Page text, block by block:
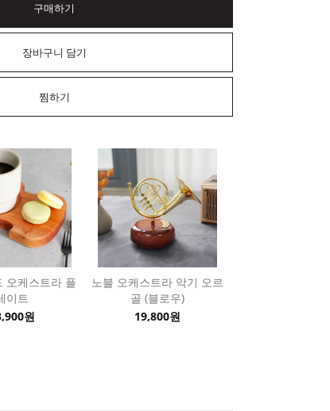
구매하기
장바구니 담기
찜하기
오케스트라 플
이트
원
노블 오케스트라 악기 오르
골 (블로우)
19,800원